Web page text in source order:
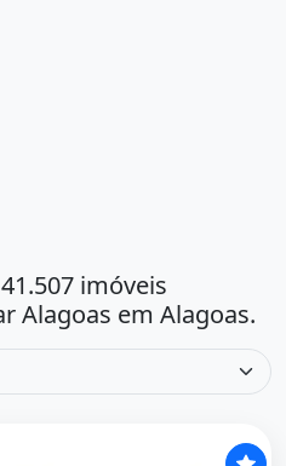
imóveis
Alagoas em Alagoas.